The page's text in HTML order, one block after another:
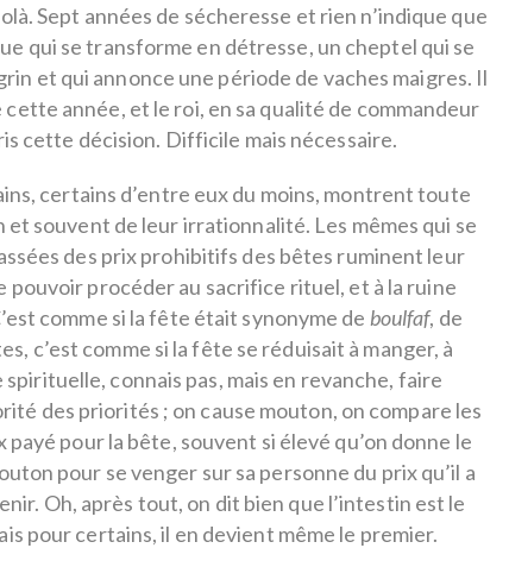
Sept années de sécheresse et rien n’indique que
qui se transforme en détresse, un cheptel qui se
et qui annonce une période de vaches maigres. Il
année, et le roi, en sa qualité de commandeur
cette décision. Difficile mais nécessaire.
certains d’entre eux du moins, montrent toute
et souvent de leur irrationnalité. Les mêmes qui se
des prix prohibitifs des bêtes ruminent leur
pouvoir procéder au sacrifice rituel, et à la ruine
comme si la fête était synonyme de boulfaf, de
c’est comme si la fête se réduisait à manger, à
connais pas, mais en revanche, faire
des priorités ; on cause mouton, on compare les
payé pour la bête, souvent si élevé qu’on donne le
pour se venger sur sa personne du prix qu’il a
Oh, après tout, on dit bien que l’intestin est le
pour certains, il en devient même le premier.
Rabat : le campus de l'UM6P